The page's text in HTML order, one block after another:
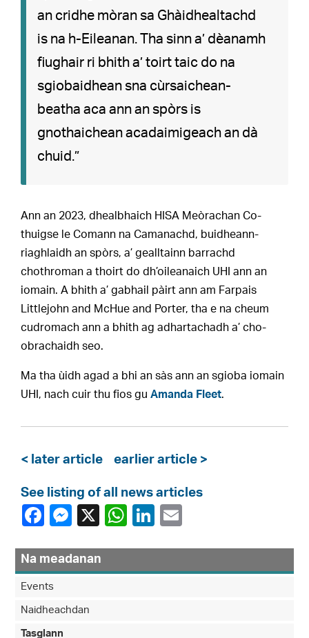
an cridhe mòran sa Ghàidhealtachd
is na h-Eileanan. Tha sinn a’ dèanamh
fiughair ri bhith a’ toirt taic do na
sgiobaidhean sna cùrsaichean-
beatha aca ann an spòrs is
gnothaichean acadaimigeach an dà
chuid.”
Ann an 2023, dhealbhaich HISA Meòrachan Co-
thuigse le Comann na Camanachd, buidheann-
riaghlaidh an spòrs, a’ gealltainn barrachd
chothroman a thoirt do dh’oileanaich UHI ann an
iomain. A bhith a’ gabhail pàirt ann am Farpais
Littlejohn and McHue and Porter, tha e na cheum
cudromach ann a bhith ag adhartachadh a’ cho-
obrachaidh seo.
Ma tha ùidh agad a bhi an sàs ann an sgioba iomain
UHI, nach cuir thu fios guAmanda Fleet.
< later article earlier article >
See listing of all news articles
Na meadanan
Events
Naidheachdan
Tasglann